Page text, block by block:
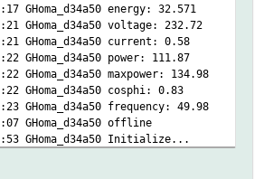
GHoma_d34a50 energy: 32.571
GHoma_d34a50 voltage: 232.72
GHoma_d34a50 current: 0.58
GHoma_d34a50 power: 111.87
GHoma_d34a50 maxpower: 134.98
GHoma_d34a50 cosphi: 0.83
GHoma_d34a50 frequency: 49.98
GHoma_d34a50 offline
GHoma_d34a50 Initialize...